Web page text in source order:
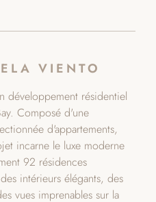
VIENTO
développement résidentiel
Composé d'une
d'appartements,
incarne le luxe moderne
92 résidences
intérieurs élégants, des
vues imprenables sur la